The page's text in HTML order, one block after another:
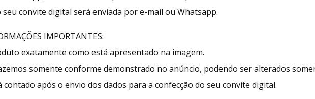
convite digital será enviada por e-mail ou Whatsapp.
IMPORTANTES:
exatamente como está apresentado na imagem.
somente conforme demonstrado no anúncio, podendo ser alterados
após o envio dos dados para a confecção do seu convite digital.